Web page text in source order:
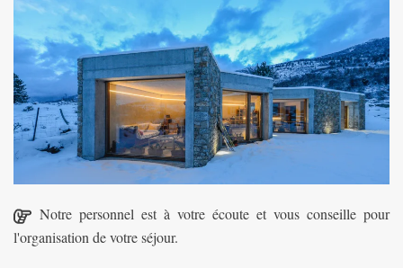
Notre personnel est à votre écoute et vous conseille pour
l'organisation de votre séjour.